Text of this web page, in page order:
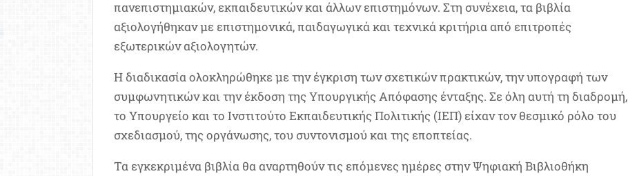
πανεπιστημιακών, εκπαιδευτικών και άλλων επιστημόνων. Στη συνέχεια, τα βιβλία
αξιολογήθηκαν με επιστημονικά, παιδαγωγικά και τεχνικά κριτήρια από επιτροπές
εξωτερικών αξιολογητών.
Η διαδικασία ολοκληρώθηκε με την έγκριση των σχετικών πρακτικών, την υπογραφή των
συμφωνητικών και την έκδοση της Υπουργικής Απόφασης ένταξης. Σε όλη αυτή τη διαδρομή,
το Υπουργείο και το Ινστιτούτο Εκπαιδευτικής Πολιτικής (ΙΕΠ) είχαν τον θεσμικό ρόλο του
σχεδιασμού, της οργάνωσης, του συντονισμού και της εποπτείας.
Τα εγκεκριμένα βιβλία θα αναρτηθούν τις επόμενες ημέρες στην Ψηφιακή Βιβλιοθήκη